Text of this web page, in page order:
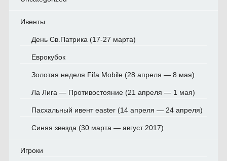
Ивенты
День Св.Патрика (17-27 марта)
Еврокубок
Золотая неделя Fifa Mobile (28 апреля — 8 мая)
Ла Лига — Противостояние (21 апреля — 1 мая)
Пасхальный ивент easter (14 апреля — 24 апреля)
Синяя звезда (30 марта — август 2017)
Игроки